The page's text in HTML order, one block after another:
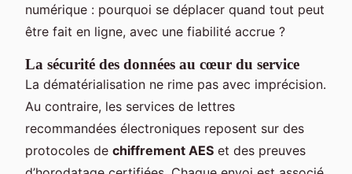
numérique : pourquoi se déplacer quand tout peut
être fait en ligne, avec une fiabilité accrue ?
La sécurité des données au cœur du service
La dématérialisation ne rime pas avec imprécision.
Au contraire, les services de lettres
recommandées électroniques reposent sur des
protocoles de chiffrement AES et des preuves